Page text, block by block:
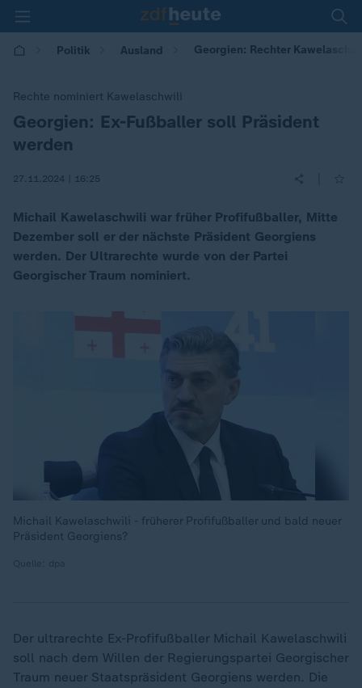
Politik Ausland Georgien: Rechter
Rechte nominiert Kawelaschwili
:
Georgien: Ex-Fußballer soll Präsident
werden
27.11.2024 | 16:25
Michail Kawelaschwili war früher Profifußballer, Mitte
Dezember soll er der nächste Präsident Georgiens
werden. Der Ultrarechte wurde von der Partei
Georgischer Traum nominiert.
Michail Kawelaschwili - früherer Profifußballer und bald neuer
Präsident Georgiens?
Der ultrarechte Ex-Profifußballer Michail Kawelaschwili
soll nach dem Willen der Regierungspartei Georgischer
Traum neuer Staatspräsident Georgiens werden. Die